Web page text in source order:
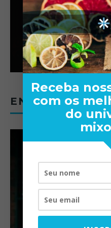
ENTREVISTAS
Receba
com os
do